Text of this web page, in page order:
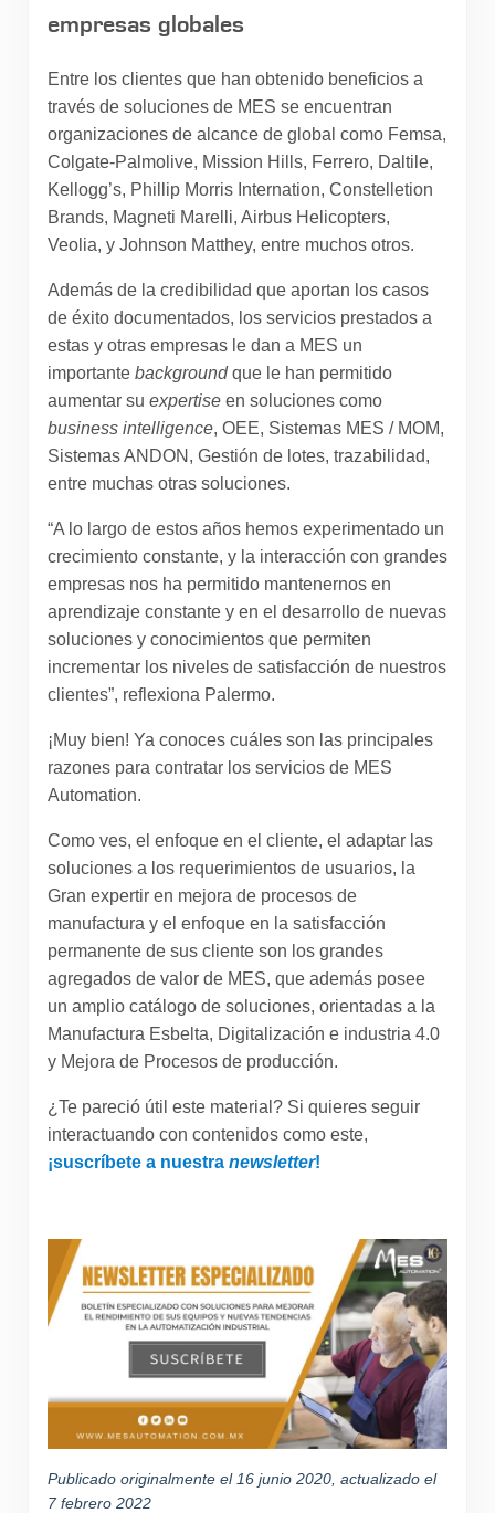
empresas globales
Entre los clientes que han obtenido beneficios a
través de soluciones de MES se encuentran
organizaciones de alcance de global como Femsa,
Colgate-Palmolive, Mission Hills, Ferrero, Daltile,
Kellogg’s, Phillip Morris Internation, Constelletion
Brands, Magneti Marelli, Airbus Helicopters,
Veolia, y Johnson Matthey, entre muchos otros.
Además de la credibilidad que aportan los casos
de éxito documentados, los servicios prestados a
estas y otras empresas le dan a MES un
importante backgroundque le han permitido
aumentar su expertise en soluciones como
business intelligence, OEE, Sistemas MES / MOM,
Sistemas ANDON, Gestión de lotes, trazabilidad,
entre muchas otras soluciones.
“A lo largo de estos años hemos experimentado un
crecimiento constante, y la interacción con grandes
empresas nos ha permitido mantenernos en
aprendizaje constante y en el desarrollo de nuevas
soluciones y conocimientos que permiten
incrementar los niveles de satisfacción de nuestros
clientes”, reflexiona Palermo.
¡Muy bien! Ya conoces cuáles son las principales
razones para contratar los servicios de MES
Automation.
Como ves, el enfoque en el cliente, el adaptar las
soluciones a los requerimientos de usuarios, la
Gran expertir en mejora de procesos de
manufactura y el enfoque en la satisfacción
permanente de sus cliente son los grandes
agregados de valor de MES, que además posee
un amplio catálogo de soluciones, orientadas a la
Manufactura Esbelta, Digitalización e industria 4.0
y Mejora de Procesos de producción.
¿Te pareció útil este material? Si quieres seguir
interactuando con contenidos como este,
¡suscríbete a nuestra newsletter!
Publicado originalmente el 16 junio 2020, actualizado el
7 febrero 2022